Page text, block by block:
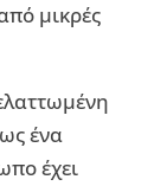
μικρές
ένα
έχει